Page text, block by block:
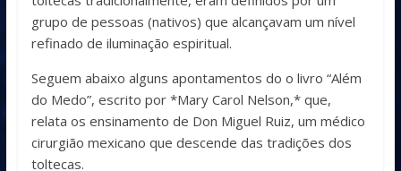
grupo de pessoas (nativos) que alcançavam um nível
refinado de iluminação espiritual.
Seguem abaixo alguns apontamentos do o livro “Além
do Medo”, escrito por *Mary Carol Nelson,* que,
relata os ensinamento de Don Miguel Ruiz, um médico
cirurgião mexicano que descende das tradições dos
toltecas.